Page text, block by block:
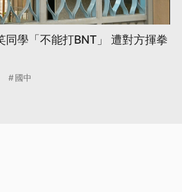
同學「不能打BNT」 遭對方揮拳
國中